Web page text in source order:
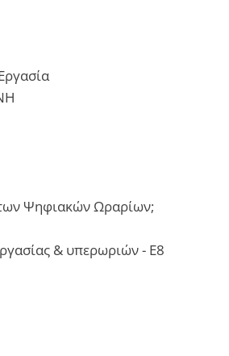
Ψηφιακών Ωραρίων;
& υπερωριών - Ε8